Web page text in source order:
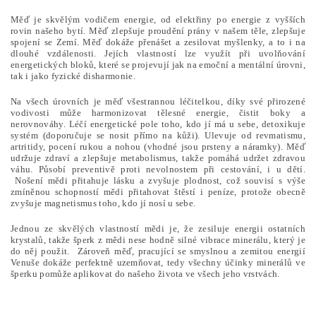
Měď je skvělým vodičem energie, od elektřiny po energie z vyšších
rovin našeho bytí. Měď zlepšuje proudění prány v našem těle, zlepšuje
spojení se Zemí. Měď dokáže přenášet a zesilovat myšlenky, a to i na
dlouhé vzdálenosti. Jejích vlastností lze využít při uvolňování
energetických bloků, které se projevují jak na emoční a mentální úrovni,
tak i jako fyzické disharmonie.
Na všech úrovních je měď všestrannou léčitelkou, díky své přirozené
vodivosti může harmonizovat tělesné energie, čistit boky a
nerovnováhy. Léčí energetické pole toho, kdo jí má u sebe, detoxikuje
systém (doporučuje se nosit přímo na kůži). Ulevuje od revmatismu,
artritidy, pocení rukou a nohou (vhodné jsou prsteny a náramky). Měď
udržuje zdraví a zlepšuje metabolismus, takže pomáhá udržet zdravou
váhu. Působí preventivě proti nevolnostem při cestování, i u dětí.
Nošení mědi přitahuje lásku a zvyšuje plodnost, což souvisí s výše
zmíněnou schopností mědi přitahovat štěstí i peníze, protože obecně
zvyšuje magnetismus toho, kdo jí nosí u sebe.
Jednou ze skvělých vlastností mědi je, že zesiluje energii ostatních
krystalů, takže šperk z mědi nese hodně silné vibrace minerálu, který je
do něj použit. Zároveň měď, pracující se smyslnou a zemitou energií
Venuše dokáže perfektně uzemňovat, tedy všechny účinky minerálů ve
šperku pomůže aplikovat do našeho života ve všech jeho vrstvách.